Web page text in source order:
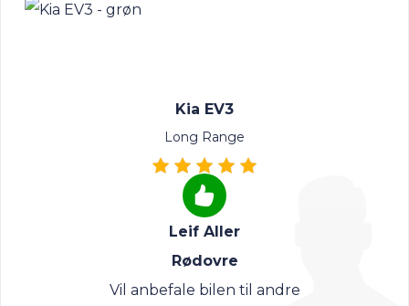
Kia EV3
Long Range
Leif Aller
Rødovre
Vil anbefale bilen til andre